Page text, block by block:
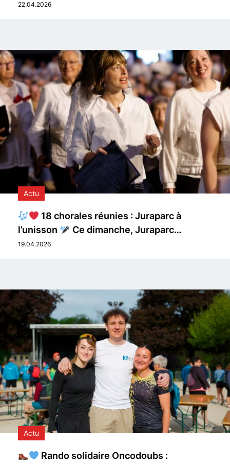
22.04.2026
Actu
18 chorales réunies : Juraparc à
l’unisson
Ce dimanche, Juraparc…
19.04.2026
Actu
Rando solidaire Oncodoubs :